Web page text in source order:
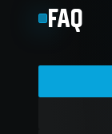
FAQ